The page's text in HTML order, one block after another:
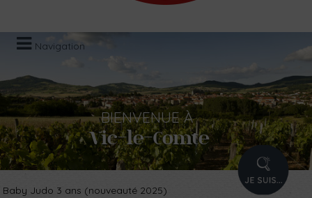
Navigation
BIENVENUEÀ
Vic-le-Comte
PROFIL
Baby Judo 3 ans (nouveauté 2025)